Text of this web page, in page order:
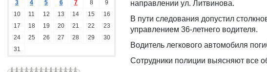
3
4 5 6 7 8
9
10
11 12 13 14 15
16
17
18 19 20 21 22
23
24
25 26 27 28 29
30
31
направлении ул. Литвинова.
В пути следования допустил
управлением 36-летнего водителя.
Водитель легкового автомобиля
Сотрудники полиции выясняют все